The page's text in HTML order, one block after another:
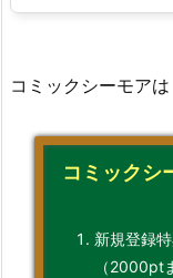
コミックシーモアは
コミックシ
新規登録
（2000pt